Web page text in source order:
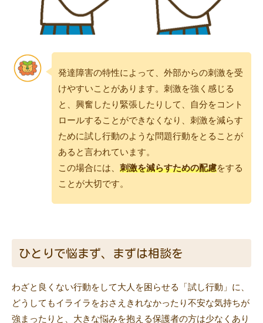
発達障害の特性によって、外部からの刺激を受
けやすいことがあります。刺激を強く感じる
と、興奮したり緊張したりして、自分をコント
ロールすることができなくなり、刺激を減らす
ために試し行動のような問題行動をとることが
あると言われています。
この場合には、 刺激を減らすための配慮をする
ことが大切です。
ひとりで悩まず、まずは相談を
わざと良くない行動をして大人を困らせる「試し行動」に、
どうしてもイライラをおさえきれなかったり不安な気持ちが
強まったりと、大きな悩みを抱える保護者の方は少なくあり